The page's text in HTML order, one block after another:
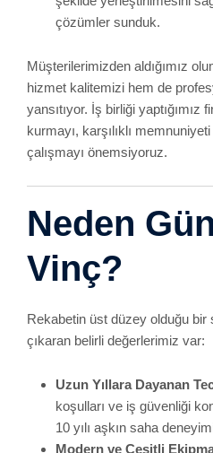
çıkaran belirli değerlerimiz var:
koşulları ve iş güvenliği
10 yılı aşkın saha
Modern ve Çeşitli
her projeye uygun
faaliyetlerini aksatmadan
Hızlı ve Esnek Hizmet:
şehirde zamanlama çok
projelerinize en kısa
maliyetler veya sürpriz
Operatör ve Ekip
donanımlı ve sertifikalı
İstanbul